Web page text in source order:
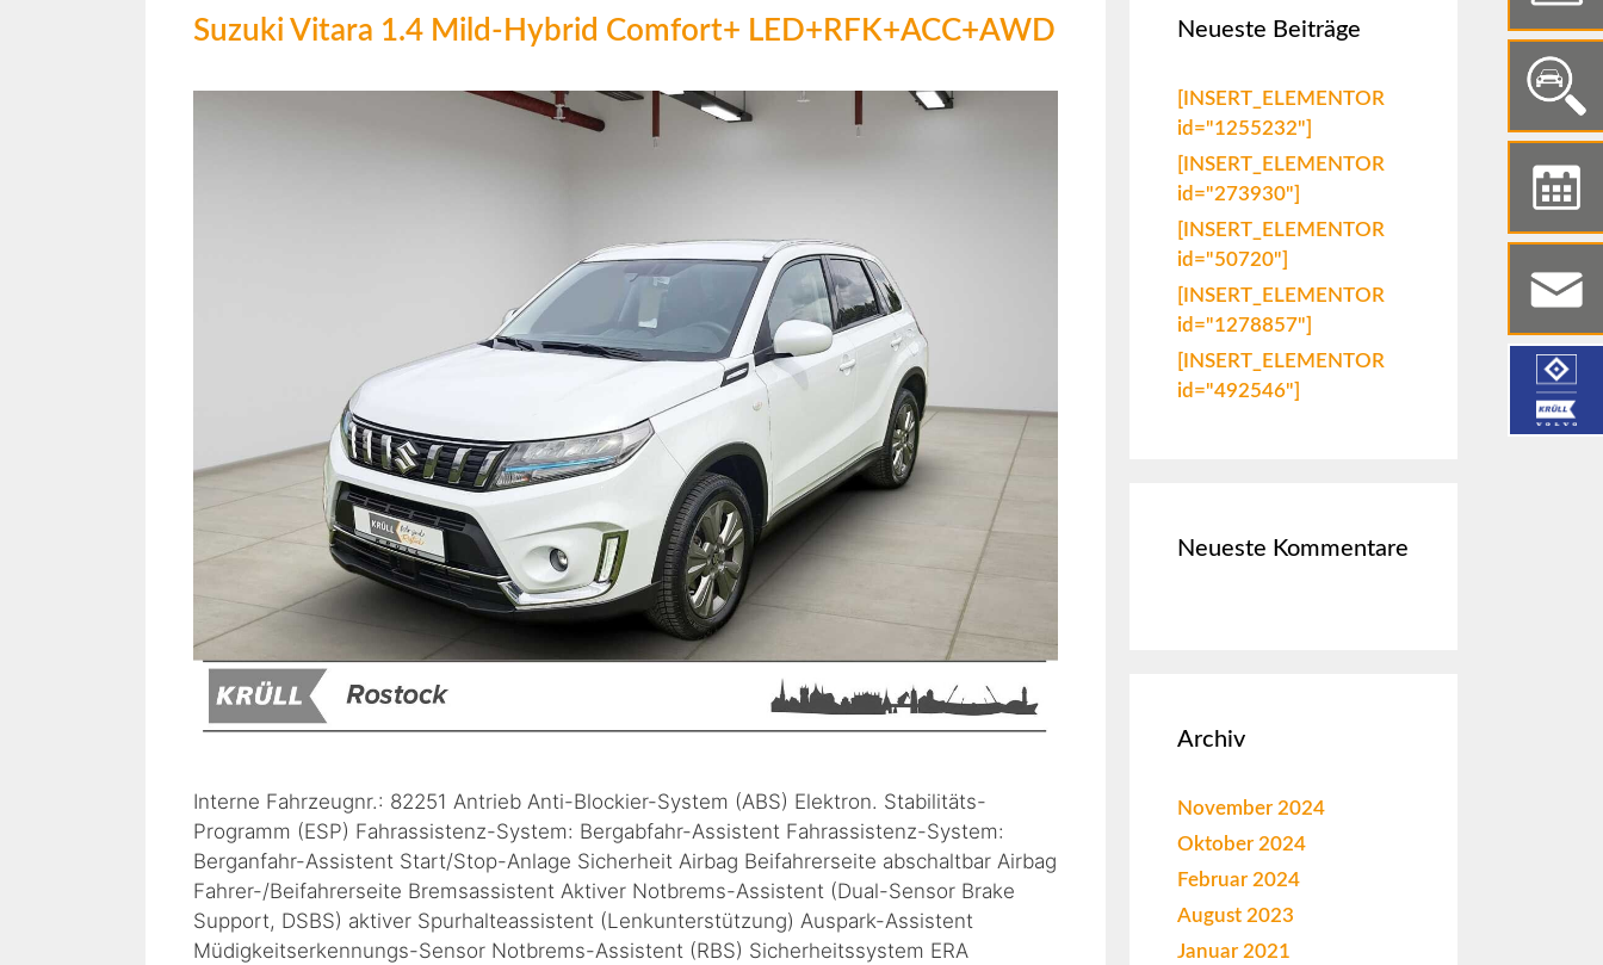
Suzuki Vitara 1.4 Mild-Hybrid Comfort+ LED+RFK+ACC+AWD
Interne Fahrzeugnr.: 82251 Antrieb Anti-Blockier-System (ABS) Elektron. Stabilitäts-
Programm (ESP) Fahrassistenz-System: Bergabfahr-Assistent Fahrassistenz-System:
Berganfahr-Assistent Start/Stop-Anlage Sicherheit Airbag Beifahrerseite abschaltbar Airbag
Fahrer-/Beifahrerseite Bremsassistent Aktiver Notbrems-Assistent (Dual-Sensor Brake
Support, DSBS) aktiver Spurhalteassistent (Lenkunterstützung) Auspark-Assistent
Müdigkeitserkennungs-Sensor Notbrems-Assistent (RBS) Sicherheitssystem ERA
Neueste Beiträge
[INSERT_ELEMENTOR
id="1255232"]
[INSERT_ELEMENTOR
id="273930"]
[INSERT_ELEMENTOR
id="50720"]
[INSERT_ELEMENTOR
id="1278857"]
[INSERT_ELEMENTOR
id="492546"]
Neueste Kommentare
Archiv
November 2024
Oktober 2024
Februar 2024
August 2023
Januar 2021